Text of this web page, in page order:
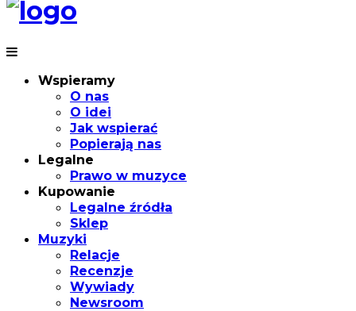
Wspieramy
O nas
O idei
Jak wspierać
Popierają nas
Legalne
Prawo w muzyce
Kupowanie
Legalne źródła
Sklep
Muzyki
Relacje
Recenzje
Wywiady
Newsroom